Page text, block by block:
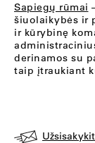
Sapiegų rūmai
šiuolaikybės ir
ir kūrybinę
derinamos su
taip įtraukiant